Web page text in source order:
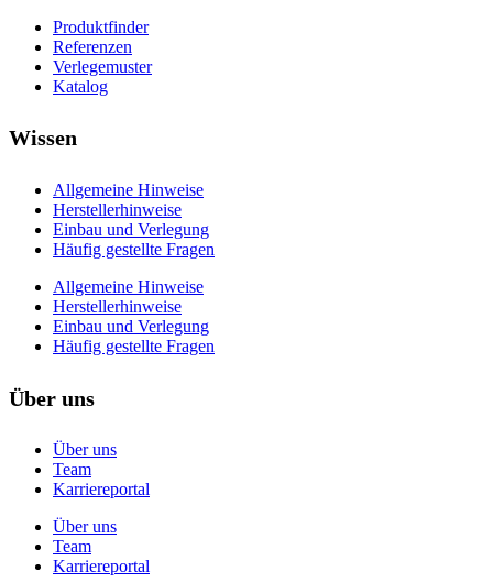
Produktfinder
Referenzen
Verlegemuster
Katalog
Wissen
Allgemeine Hinweise
Herstellerhinweise
Einbau und Verlegung
Häufig gestellte Fragen
Allgemeine Hinweise
Herstellerhinweise
Einbau und Verlegung
Häufig gestellte Fragen
Über uns
Über uns
Team
Karriereportal
Über uns
Team
Karriereportal